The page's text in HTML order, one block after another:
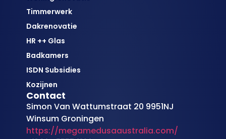
Timmerwerk
Dakrenovatie
HR ++ Glas
Badkamers
ISDN Subsidies
Kozijnen
Contact
Simon Van Wattumstraat 20 9951NJ
Winsum Groningen
https://megamedusaaustralia.com/